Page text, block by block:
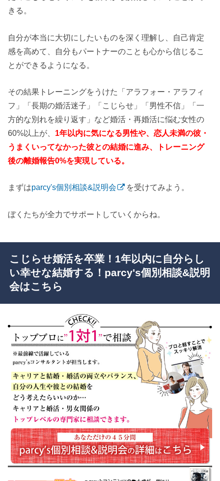
きる。
自分が本当に大切にしたいものを深く理解し、自己肯定
感を高めて、自分もパートナーのことも心から信じるこ
とができるようになる。
その結果トレーニングをうけた「アラフォー・アラフィ
フ」「長期の婚活迷子」「こじらせ」「男性不信」「一
方的な別れを繰り返す」など婚活・再婚活に悩む女性の
60%以上が、 1年以内に気になる男性や、恋人未満の彼・
うまくいってなかった彼との結婚に進み、トレーニング
後の離婚報告0%を実現している。
まずはparcy's個別相談&説明会 を受けてみよう。
ぼくたちが全力でサポートしていくからね。
こじらせ婚活を卒業！1年以内に自分らし
い幸せな結婚する！parcy's個別相談&説明
会はこちら